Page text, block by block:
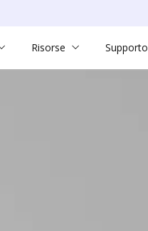
Risorse Supporto